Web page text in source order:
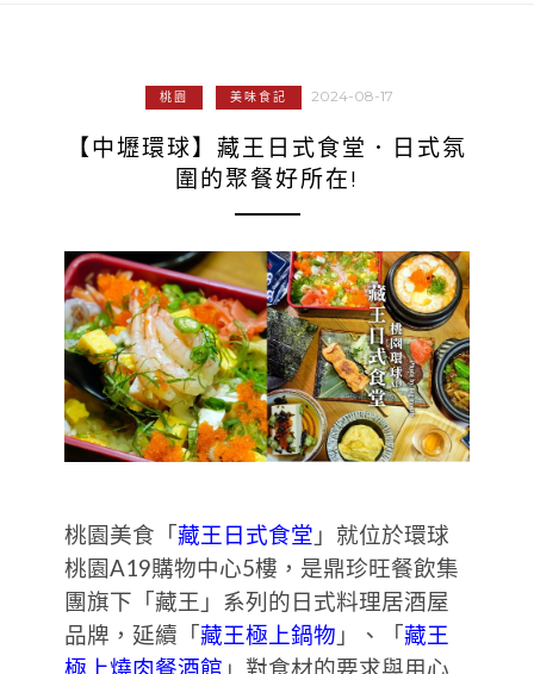
桃園 美味食記 2024-08-17
【中壢環球】藏王日式食堂．日式氛
圍的聚餐好所在!
桃園美食「藏王日式食堂 」就位於環球
桃園A19購物中心5樓，是鼎珍旺餐飲集
團旗下「藏王」系列的日式料理居酒屋
品牌，延續「藏王極上鍋物 」、「藏王
極上燒肉餐酒館 」對食材的要求與用心